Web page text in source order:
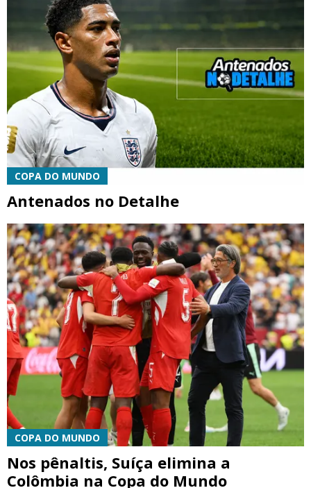
COPA DO MUNDO
Antenados no Detalhe
COPA DO MUNDO
Nos pênaltis, Suíça elimina a
Colômbia na Copa do Mundo